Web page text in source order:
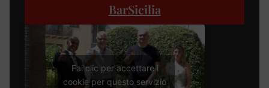
BarSicilia
Fai clic per accettare i
cookie per questo servizio